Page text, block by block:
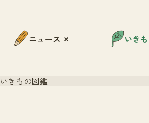
ニュース いき
いきもの図鑑